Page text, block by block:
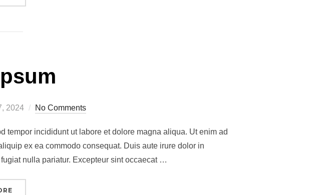
2024 No Comments
tempor incididunt ut labore et dolore magna aliqua. Ut enim ad
ex ea commodo consequat. Duis aute irure dolor in
nulla pariatur. Excepteur sint occaecat …